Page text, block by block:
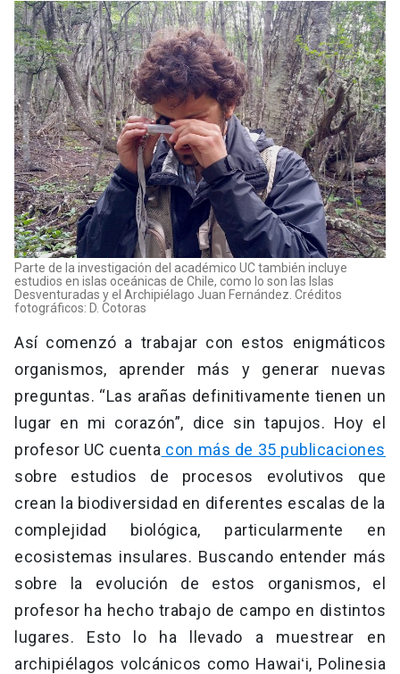
Parte de la investigación del académico UC también incluye
estudios en islas oceánicas de Chile, como lo son las Islas
Desventuradas y el Archipiélago Juan Fernández. Créditos
fotográficos: D. Cotoras
Así comenzó a trabajar con estos enigmáticos
organismos, aprender más y generar nuevas
preguntas. “Las arañas definitivamente tienen un
lugar en mi corazón”, dice sin tapujos. Hoy el
profesor UC cuenta con más de 35 publicaciones
sobre estudios de procesos evolutivos que
crean la biodiversidad en diferentes escalas de la
complejidad biológica, particularmente en
ecosistemas insulares. Buscando entender más
sobre la evolución de estos organismos, el
profesor ha hecho trabajo de campo en distintos
lugares. Esto lo ha llevado a muestrear en
archipiélagos volcánicos como Hawaiʻi, Polinesia